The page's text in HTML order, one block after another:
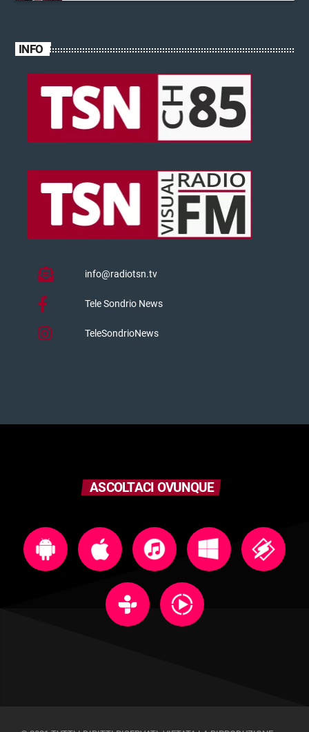
INFO
info@radiotsn.tv
Tele Sondrio News
TeleSondrioNews
ASCOLTACI OVUNQUE